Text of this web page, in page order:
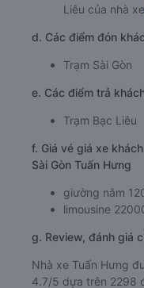
Liêu của nhà xe
d. Các điểm đón
Trạm Sài Gòn
e. Các điểm trả
Trạm Bạc Liêu
f. Giá vé giá xe
Sài Gòn Tuấn Hưng
giường nằm
limousine
g. Review, đánh giá
Nhà xe Tuấn Hưng
4.7/5 dựa trên 2298